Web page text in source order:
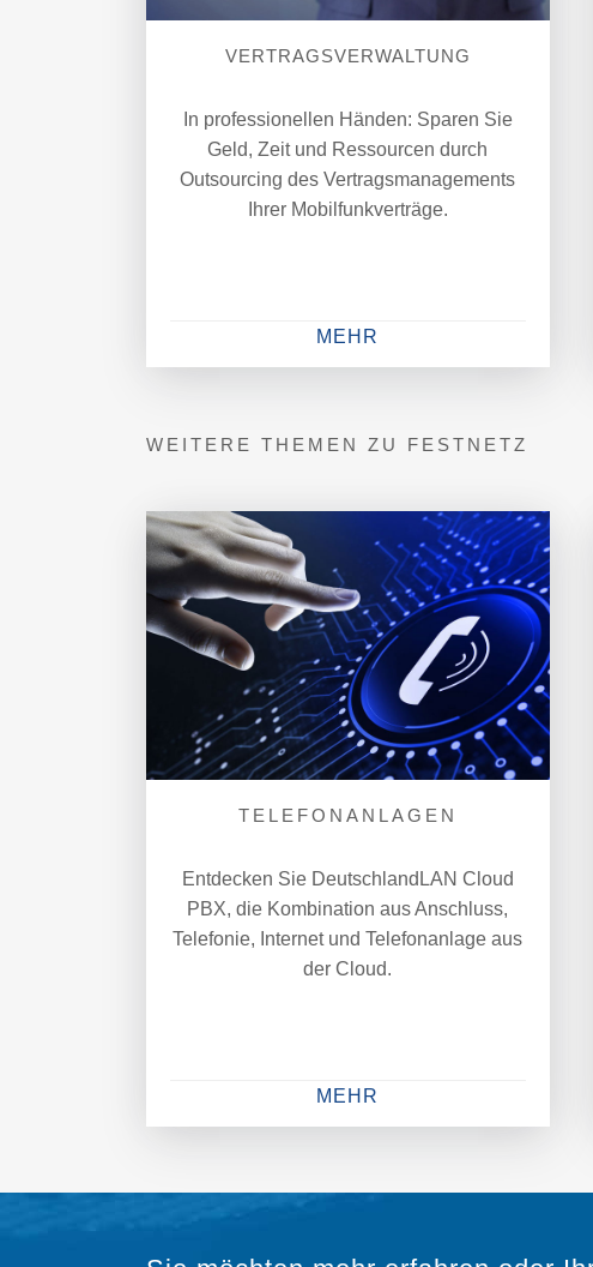
VERTRAGSVERWALTUNG
In professionellen Händen: Sparen Sie
Geld, Zeit und Ressourcen durch
Outsourcing des Vertragsmanagements
Ihrer Mobilfunkverträge.
MEHR
WEITERE THEMEN ZU FESTNETZ
TELEFONANLAGEN
Entdecken Sie DeutschlandLAN Cloud
PBX, die Kombination aus Anschluss,
Telefonie, Internet und Telefonanlage aus
der Cloud.
MEHR